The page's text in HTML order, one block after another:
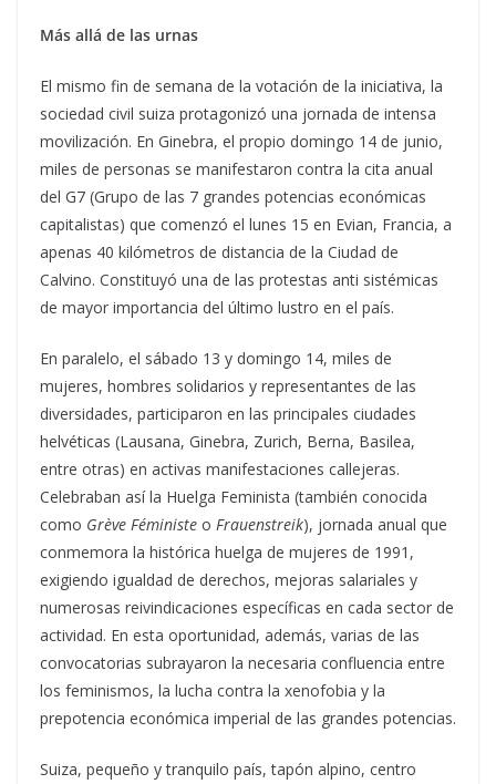
Más allá de las urnas
El mismo fin de semana de la votación de la iniciativa, la
sociedad civil suiza protagonizó una jornada de intensa
movilización. En Ginebra, el propio domingo 14 de junio,
miles de personas se manifestaron contra la cita anual
del G7 (Grupo de las 7 grandes potencias económicas
capitalistas) que comenzó el lunes 15 en Evian, Francia, a
apenas 40 kilómetros de distancia de la Ciudad de
Calvino. Constituyó una de las protestas anti sistémicas
de mayor importancia del último lustro en el país.
En paralelo, el sábado 13 y domingo 14, miles de
mujeres, hombres solidarios y representantes de las
diversidades, participaron en las principales ciudades
helvéticas (Lausana, Ginebra, Zurich, Berna, Basilea,
entre otras) en activas manifestaciones callejeras.
Celebraban así la Huelga Feminista (también conocida
como Grève Féministe o Frauenstreik), jornada anual que
conmemora la histórica huelga de mujeres de 1991,
exigiendo igualdad de derechos, mejoras salariales y
numerosas reivindicaciones específicas en cada sector de
actividad. En esta oportunidad, además, varias de las
convocatorias subrayaron la necesaria confluencia entre
los feminismos, la lucha contra la xenofobia y la
prepotencia económica imperial de las grandes potencias.
Suiza, pequeño y tranquilo país, tapón alpino, centro